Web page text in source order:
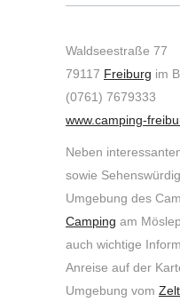
Waldseestraße 77
79117 Freiburg im
(0761) 7679333
www.camping-
Neben
sowie
Umgebung des
Camping am
auch wichtige
Anreise auf der
Umgebung vom